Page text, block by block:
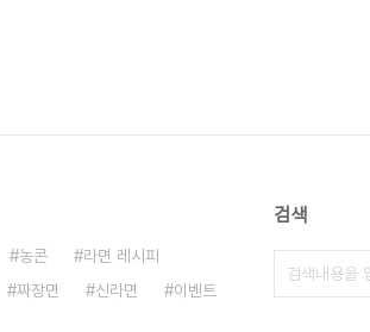
농콘
라면 레시피
짜장면 신라면
이벤트
검색